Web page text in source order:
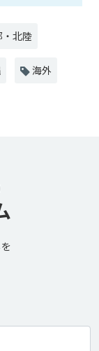
・北陸
海外